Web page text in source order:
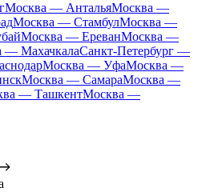
Москва — АнтальяМосква —
Москва — СтамбулМосква —
Москва — ЕреванМосква —
— МахачкалаСанкт-Петербург —
Москва — УфаМосква —
Москва — СамараМосква —
— ТашкентМосква —